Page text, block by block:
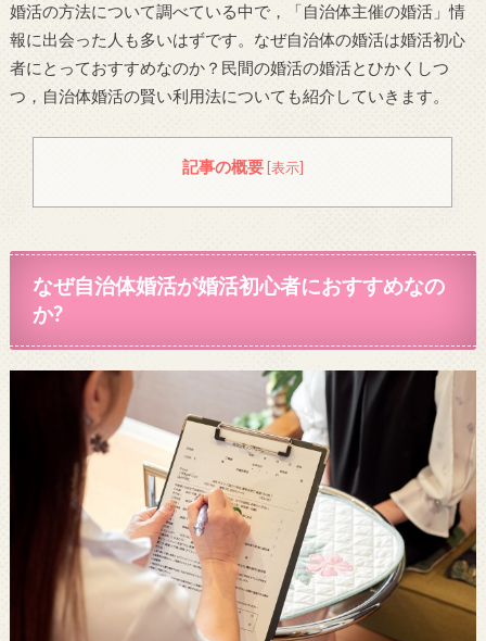
婚活の方法について調べている中で，「自治体主催の婚活」情
報に出会った人も多いはずです。なぜ自治体の婚活は婚活初心
者にとっておすすめなのか？民間の婚活の婚活とひかくしつ
つ，自治体婚活の賢い利用法についても紹介していきます。
記事の概要 [表示]
なぜ自治体婚活が婚活初心者におすすめなの
か?